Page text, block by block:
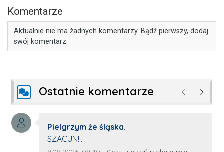
Komentarze
Aktualnie nie ma żadnych komentarzy. Bądź pierwszy, dodaj
swój komentarz.
Ostatnie komentarze Poprzednie
Autor komentarza:
Pielgrzym że śląska.
Treść komentarza:
SZACUN!..